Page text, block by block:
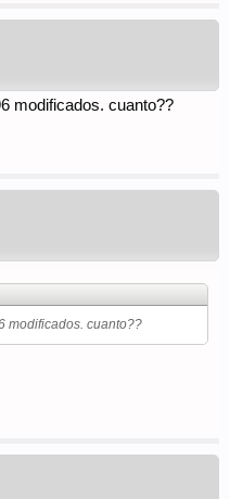
modificados. cuanto??
modificados. cuanto??